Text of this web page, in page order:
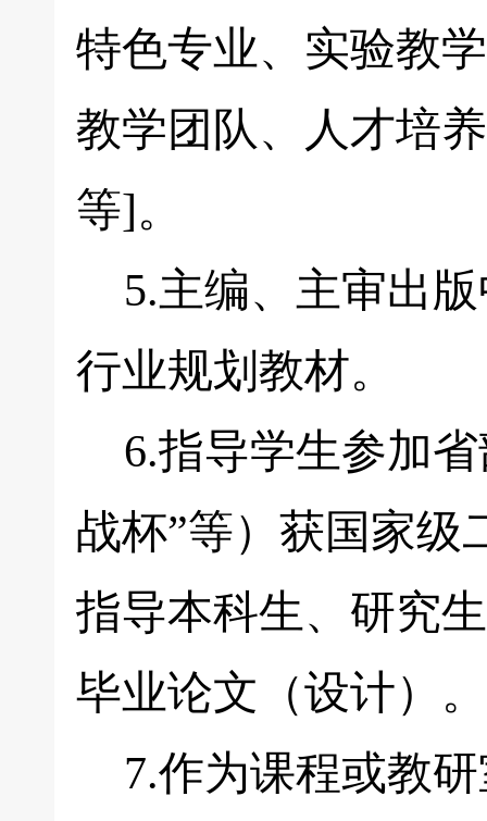
特色专业、实验教
教学团队、人才培
等]。
5.主编、主审出版
行业规划教材。
6.指导学生参加省
战杯”等）获国家级
指导本科生、研究
毕业论文（设计）。
7.作为课程或教研